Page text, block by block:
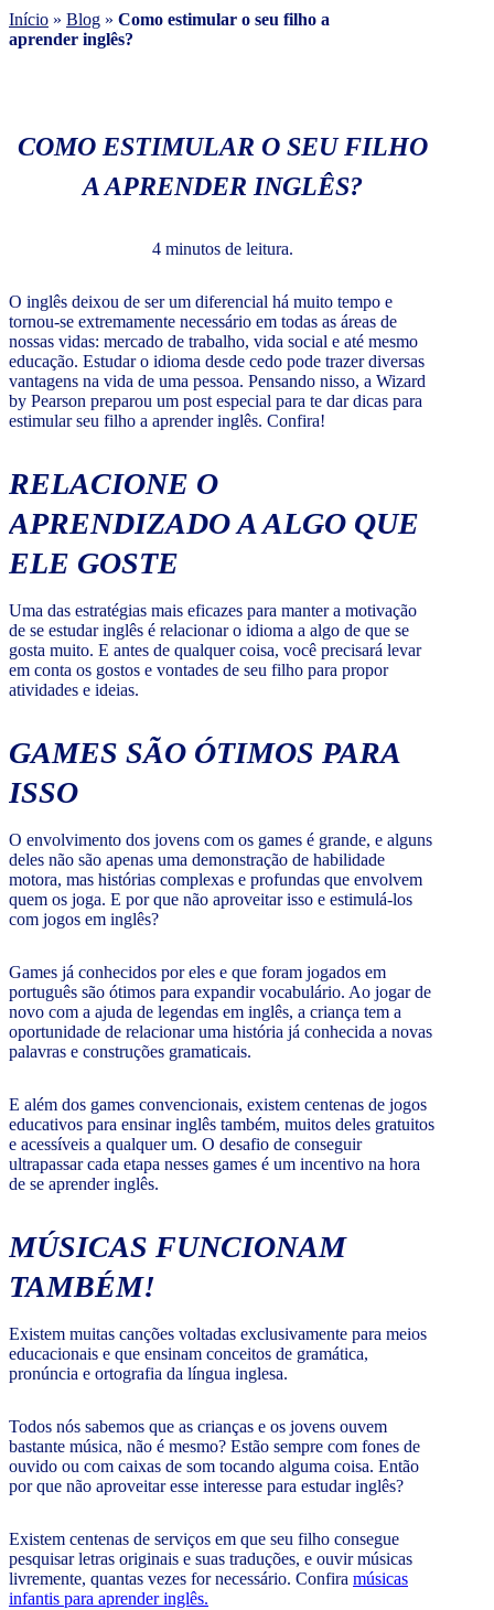
Início » Blog » Como estimular o seu filho a
aprender inglês?
COMO ESTIMULAR O SEU FILHO
A APRENDER INGLÊS?
4 minutos de leitura.
O inglês deixou de ser um diferencial há muito tempo e
tornou-se extremamente necessário em todas as áreas de
nossas vidas: mercado de trabalho, vida social e até mesmo
educação. Estudar o idioma desde cedo pode trazer diversas
vantagens na vida de uma pessoa. Pensando nisso, a Wizard
by Pearson preparou um post especial para te dar dicas para
estimular seu filho a aprender inglês. Confira!
RELACIONE O
APRENDIZADO A ALGO QUE
ELE GOSTE
Uma das estratégias mais eficazes para manter a motivação
de se estudar inglês é relacionar o idioma a algo de que se
gosta muito. E antes de qualquer coisa, você precisará levar
em conta os gostos e vontades de seu filho para propor
atividades e ideias.
GAMES SÃO ÓTIMOS PARA
ISSO
O envolvimento dos jovens com os games é grande, e alguns
deles não são apenas uma demonstração de habilidade
motora, mas histórias complexas e profundas que envolvem
quem os joga. E por que não aproveitar isso e estimulá-los
com jogos em inglês?
Games já conhecidos por eles e que foram jogados em
português são ótimos para expandir vocabulário. Ao jogar de
novo com a ajuda de legendas em inglês, a criança tem a
oportunidade de relacionar uma história já conhecida a novas
palavras e construções gramaticais.
E além dos games convencionais, existem centenas de jogos
educativos para ensinar inglês também, muitos deles gratuitos
e acessíveis a qualquer um. O desafio de conseguir
ultrapassar cada etapa nesses games é um incentivo na hora
de se aprender inglês.
MÚSICAS FUNCIONAM
TAMBÉM!
Existem muitas canções voltadas exclusivamente para meios
educacionais e que ensinam conceitos de gramática,
pronúncia e ortografia da língua inglesa.
Todos nós sabemos que as crianças e os jovens ouvem
bastante música, não é mesmo? Estão sempre com fones de
ouvido ou com caixas de som tocando alguma coisa. Então
por que não aproveitar esse interesse para estudar inglês?
Existem centenas de serviços em que seu filho consegue
pesquisar letras originais e suas traduções, e ouvir músicas
livremente, quantas vezes for necessário. Confira músicas
infantis para aprender inglês.